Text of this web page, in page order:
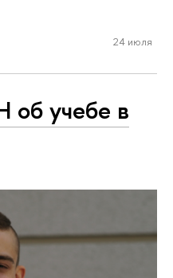
24 июля
учебе в